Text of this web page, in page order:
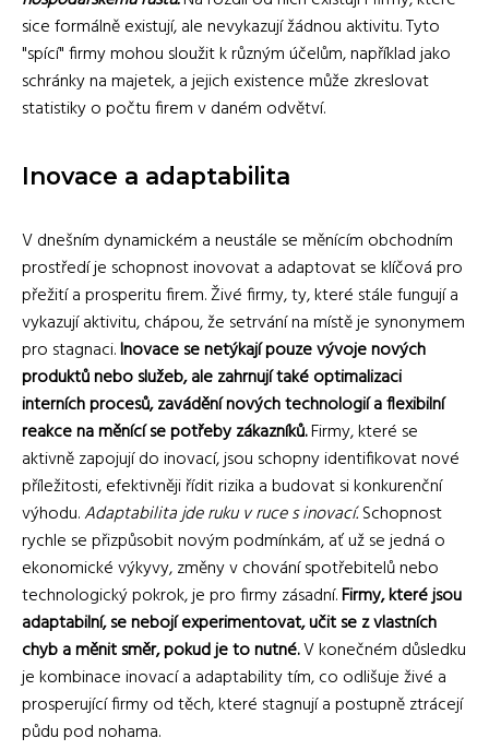
sice formálně existují, ale nevykazují žádnou aktivitu. Tyto
"spící" firmy mohou sloužit k různým účelům, například jako
schránky na majetek, a jejich existence může zkreslovat
statistiky o počtu firem v daném odvětví.
Inovace a adaptabilita
V dnešním dynamickém a neustále se měnícím obchodním
prostředí je schopnost inovovat a adaptovat se klíčová pro
přežití a prosperitu firem. Živé firmy, ty, které stále fungují a
vykazují aktivitu, chápou, že setrvání na místě je synonymem
pro stagnaci.Inovace se netýkají pouze vývoje nových
produktů nebo služeb, ale zahrnují také optimalizaci
interních procesů, zavádění nových technologií a flexibilní
reakce na měnící se potřeby zákazníků.Firmy, které se
aktivně zapojují do inovací, jsou schopny identifikovat nové
příležitosti, efektivněji řídit rizika a budovat si konkurenční
výhodu.Adaptabilita jde ruku v ruce s inovací.Schopnost
rychle se přizpůsobit novým podmínkám, ať už se jedná o
ekonomické výkyvy, změny v chování spotřebitelů nebo
technologický pokrok, je pro firmy zásadní.Firmy, které jsou
adaptabilní, se nebojí experimentovat, učit se z vlastních
chyb a měnit směr, pokud je to nutné.V konečném důsledku
je kombinace inovací a adaptability tím, co odlišuje živé a
prosperující firmy od těch, které stagnují a postupně ztrácejí
půdu pod nohama.